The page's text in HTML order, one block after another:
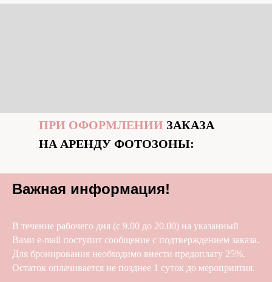
ПРИ ОФОРМЛЕНИИ ЗАКАЗА
НА АРЕНДУ ФОТОЗОНЫ:
Важная информация!
В течение рабочего дня (с 9.00 до 20.00) на указанный
Вами e-mail поступит сообщение с подтверждением заказа.
Для бронирования необходимо внести предоплату 25%.
Остаток оплачивается не позднее 1 суток до мероприятия.